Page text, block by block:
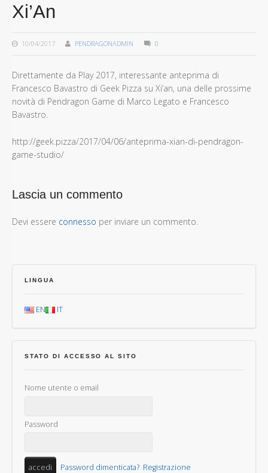
Xi’An
10/04/2017 PENDRAGONADMIN 0
Direttamente da Play 2017, interessante anteprima di
Francesco Bavastro di Geek Pizza su Xi’an, una delle prossime
novità di Pendragon Game di Marco Legato e Francesco
Bavastro.
http://geek.pizza/2017/04/06/anteprima-xian-di-pendragon-
game-studio/
Lascia un commento
Devi essere connesso per inviare un commento.
LINGUA
EN IT
STATO DI ACCESSO AL SITO
Nome utente o email
Password
Password dimenticata? Registrazione